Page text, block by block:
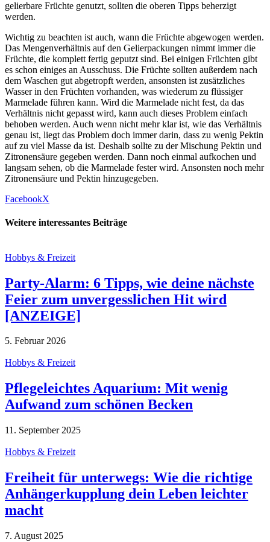
gelierbare Früchte genutzt, sollten die oberen Tipps beherzigt
werden.
Wichtig zu beachten ist auch, wann die Früchte abgewogen werden.
Das Mengenverhältnis auf den Gelierpackungen nimmt immer die
Früchte, die komplett fertig geputzt sind. Bei einigen Früchten gibt
es schon einiges an Ausschuss. Die Früchte sollten außerdem nach
dem Waschen gut abgetropft werden, ansonsten ist zusätzliches
Wasser in den Früchten vorhanden, was wiederum zu flüssiger
Marmelade führen kann. Wird die Marmelade nicht fest, da das
Verhältnis nicht gepasst wird, kann auch dieses Problem einfach
behoben werden. Auch wenn nicht mehr klar ist, wie das Verhältnis
genau ist, liegt das Problem doch immer darin, dass zu wenig Pektin
auf zu viel Masse da ist. Deshalb sollte zu der Mischung Pektin und
Zitronensäure gegeben werden. Dann noch einmal aufkochen und
langsam sehen, ob die Marmelade fester wird. Ansonsten noch mehr
Zitronensäure und Pektin hinzugegeben.
FacebookX
Weitere interessantes Beiträge
Hobbys & Freizeit
Party-Alarm: 6 Tipps, wie deine nächste
Feier zum unvergesslichen Hit wird
[ANZEIGE]
5. Februar 2026
Hobbys & Freizeit
Pflegeleichtes Aquarium: Mit wenig
Aufwand zum schönen Becken
11. September 2025
Hobbys & Freizeit
Freiheit für unterwegs: Wie die richtige
Anhängerkupplung dein Leben leichter
macht
7. August 2025